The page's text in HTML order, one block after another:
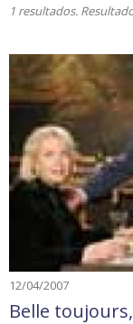
1 resultados.
12/04/2007
Belle